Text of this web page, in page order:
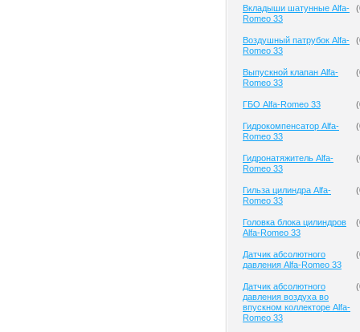
Вкладыши шатунные Alfa-
Romeo 33
(
Воздушный патрубок Alfa-
Romeo 33
(
Выпускной клапан Alfa-
Romeo 33
(
ГБО Alfa-Romeo 33 (
Гидрокомпенсатор Alfa-
Romeo 33
(
Гидронатяжитель Alfa-
Romeo 33
(
Гильза цилиндра Alfa-
Romeo 33
(
Головка блока цилиндров
Alfa-Romeo 33
(
Датчик абсолютного
давления Alfa-Romeo 33
(
Датчик абсолютного
давления воздуха во
впускном коллекторе Alfa-
Romeo 33
(